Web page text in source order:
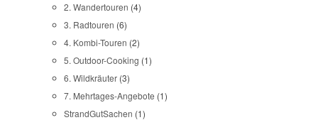
2. Wandertouren (4)
3. Radtouren (6)
4. Kombi-Touren (2)
5. Outdoor-Cooking (1)
6. Wildkräuter (3)
7. Mehrtages-Angebote (1)
StrandGutSachen (1)